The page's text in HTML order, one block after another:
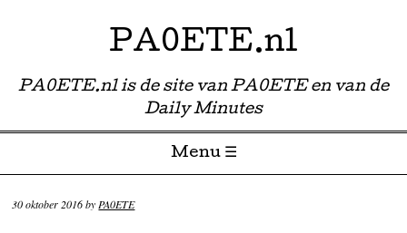
PA0ETE.nl
PA0ETE.nl is de site van PA0ETE en van de
Daily Minutes
Menu ☰
30 oktober 2016byPA0ETE